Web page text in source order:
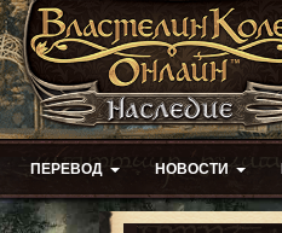
ПЕРЕВОД НОВОСТИ